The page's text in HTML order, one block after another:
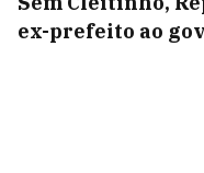
ex-prefeito ao